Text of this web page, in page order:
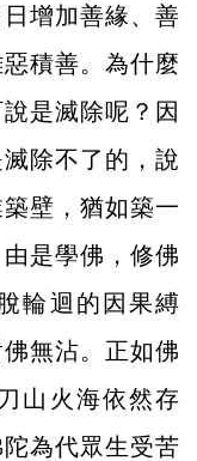
增加善緣、善
積善。為什麼
是滅除呢？因
除不了的，說
壁，猶如築一
是學佛，修佛
輪迴的因果縛
無沾。正如佛
山火海依然存
為代眾生受苦